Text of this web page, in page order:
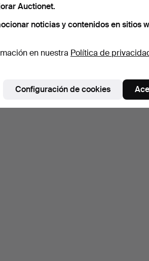
Auctionet.
noticias y contenidos en sitios
en nuestra Política de
Configuración de cookies